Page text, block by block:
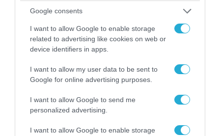
Google consents
I want to allow Google to enable storage
related to advertising like cookies on web or
device identifiers in apps.
I want to allow my user data to be sent to
Google for online advertising purposes.
I want to allow Google to send me
personalized advertising.
I want to allow Google to enable storage
06.08.2026 | 14:02
Αθήνα: Απομακρύνθηκαν παράνομα